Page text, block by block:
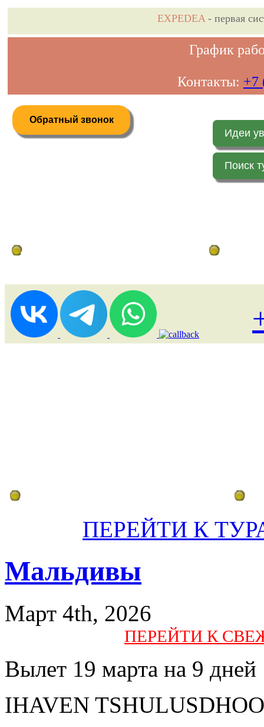
EXPEDEA- первая
График
Контакты: +7
Обратный звонок
Идеи
Поиск
Дистанционное бронирование туров
ПЕРЕЙТИ К
Мальдивы
Март 4th, 2026
ПЕРЕЙТИ К
Вылет 19 марта на 9 дней
IHAVEN